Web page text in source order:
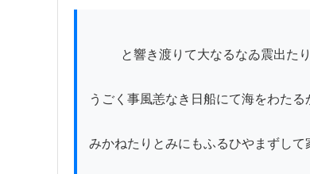
うごく事風恙なき日船にて海をわた
みかねたりとみにもふるひやまずして